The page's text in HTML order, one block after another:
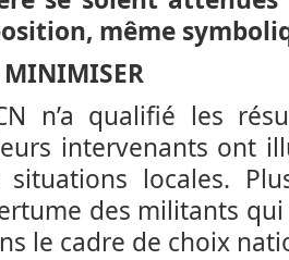
même
MINIMISER
n’a qualifié les
intervenants ont
locales.
des militants
le cadre de choix